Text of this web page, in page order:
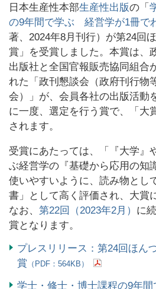
日本生産性本部生産性出版の「
の9年間で学ぶ 経営学が1冊で
著、2024年8月刊行）が第24回
賞」を受賞しました。本賞は、
出版社と全国官報販売協同組合
れた「政刊懇談会（政府刊行物
会）」が、会員各社の出版活動
に一度、選定を行う賞で、「大
されます。
受賞にあたっては、「『大学』
ぶ経営学の『基礎から応用の知
使いやすいように、読み物とし
書」として高く評価され、大賞
なお、 第22回（2023年2月） に
賞となります。
プレスリリース：第24回ほん
賞 （PDF：564KB）
学士・修士・博士課程の9年